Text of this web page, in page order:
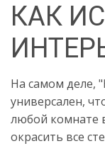
КАК
На самом деле,
универсален,
любой комнате
окрасить все